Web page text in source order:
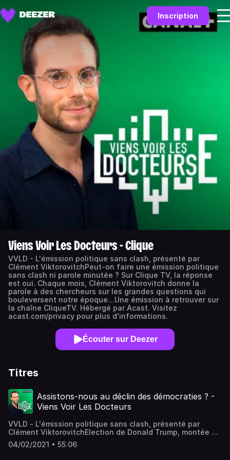
Inscription
Viens Voir Les Docteurs - Clique
VVLD - L'émission politique sans clash, présenté par
Clément ViktorovitchPeut-on faire une émission politique
sans clash ni parole minutée ? Sur Clique TV, la réponse
est oui. Chaque mois, Clément Viktorovitch donne la
parole à des chercheurs sur les grandes questions qui
bouleversent notre époque…Une émission à retrouver sur
la chaîne CliqueTV. Hébergé par Acast. Visitez
acast.com/privacy pour plus d'informations.
Écouter sur Deezer
Titres
Assistons-nous au déclin des démocraties ? -
Viens Voir Les Docteurs
VVLD - L'émission politique sans clash, présenté par
Clément ViktorovitchElection de Donald Trump, montée en
puissance de Viktor Orban, arrivée au pouvoir de Matteo
Salvini, puis de Jair Bolsonaro... Sur tous les continents,
04/02/2021 • 55:06